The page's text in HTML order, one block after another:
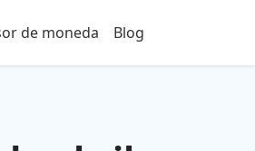
de moneda Blog